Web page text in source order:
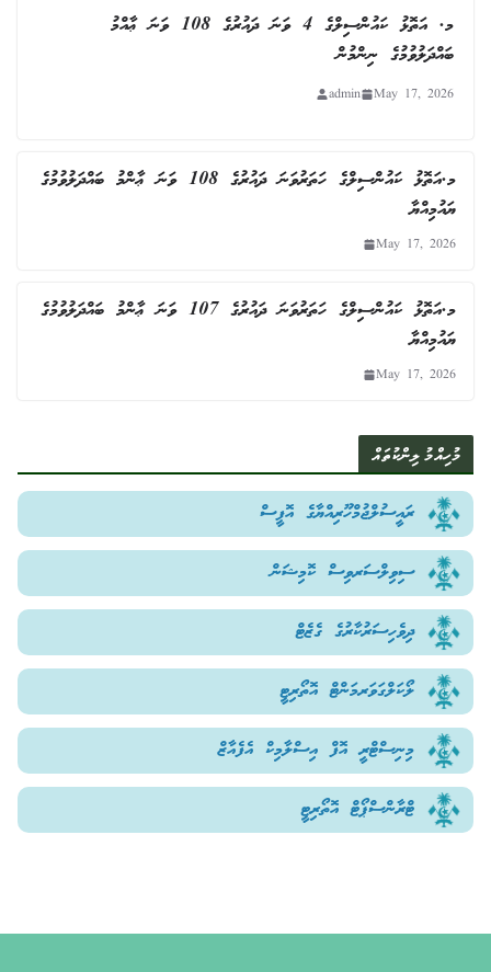
މ. އަތޮޅު ކައުންސިލްގެ 4 ވަނަ ދައުރުގެ 108 ވަނަ ޢާއްމު
ބައްދަލުވުމުގެ ނިންމުން
May 17, 2026
admin
މ.އަތޮޅު ކައުންސިލްގެ ހަތަރުވަނަ ދައުރުގެ 108 ވަނަ ޢާންމު ބައްދަލުވުމުގެ
ޔައުމިއްޔާ
May 17, 2026
މ.އަތޮޅު ކައުންސިލްގެ ހަތަރުވަނަ ދައުރުގެ 107 ވަނަ ޢާންމު ބައްދަލުވުމުގެ
ޔައުމިއްޔާ
May 17, 2026
މުހިއްމު ލިންކުތައް
ރައީސުލްޖުމްހޫރިއްޔާގެ އޮފީސް
ސިވިލްސަރވިސް ކޮމިޝަން
ދިވެހިސަރުކާރުގެ ގެޒެޓް
ލޯކަލްގަވަރމަންޓް އޮތޯރިޓީ
މިނިސްޓްރީ އޮފް އިސްލާމިކް އެފެއާޒް
ޓްރާންސްޕޯޓް އޮތޯރިޓީ